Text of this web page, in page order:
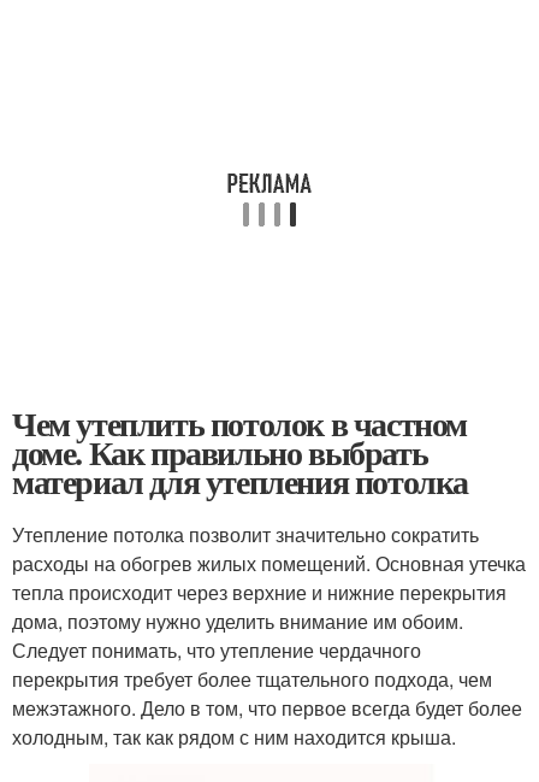
Чем утеплить потолок в частном
доме. Как правильно выбрать
материал для утепления потолка
Утепление потолка позволит значительно сократить
расходы на обогрев жилых помещений. Основная утечка
тепла происходит через верхние и нижние перекрытия
дома, поэтому нужно уделить внимание им обоим.
Следует понимать, что утепление чердачного
перекрытия требует более тщательного подхода, чем
межэтажного. Дело в том, что первое всегда будет более
холодным, так как рядом с ним находится крыша.